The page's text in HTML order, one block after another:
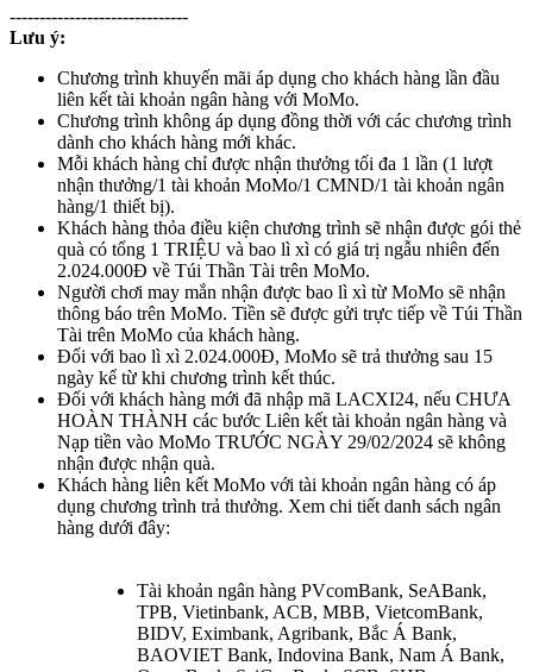
------------------------------
Lưu ý:
Chương trình khuyến mãi áp dụng cho khách hàng lần đầu
liên kết tài khoản ngân hàng với MoMo.
Chương trình không áp dụng đồng thời với các chương trình
dành cho khách hàng mới khác.
Mỗi khách hàng chỉ được nhận thưởng tối đa 1 lần (1 lượt
nhận thưởng/1 tài khoản MoMo/1 CMND/1 tài khoản ngân
hàng/1 thiết bị).
Khách hàng thỏa điều kiện chương trình sẽ nhận được gói thẻ
quà có tổng 1 TRIỆU và bao lì xì có giá trị ngẫu nhiên đến
2.024.000Đ về Túi Thần Tài trên MoMo.
Người chơi may mắn nhận được bao lì xì từ MoMo sẽ nhận
thông báo trên MoMo. Tiền sẽ được gửi trực tiếp về Túi Thần
Tài trên MoMo của khách hàng.
Đối với bao lì xì 2.024.000Đ, MoMo sẽ trả thưởng sau 15
ngày kể từ khi chương trình kết thúc.
Đối với khách hàng mới đã nhập mã LACXI24, nếu CHƯA
HOÀN THÀNH các bước Liên kết tài khoản ngân hàng và
Nạp tiền vào MoMo TRƯỚC NGÀY 29/02/2024 sẽ không
nhận được nhận quà.
Khách hàng liên kết MoMo với tài khoản ngân hàng có áp
dụng chương trình trả thưởng. Xem chi tiết danh sách ngân
hàng dưới đây:
Tài khoản ngân hàng PVcomBank, SeABank,
TPB, Vietinbank, ACB, MBB, VietcomBank,
BIDV, Eximbank, Agribank, Bắc Á Bank,
BAOVIET Bank, Indovina Bank, Nam Á Bank,